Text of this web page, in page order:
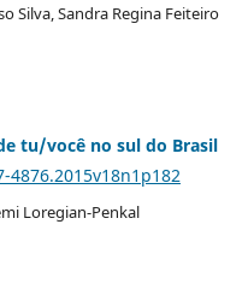
Silva, Sandra Regina Feiteiro
tu/você no sul do Brasil
Loregian-Penkal